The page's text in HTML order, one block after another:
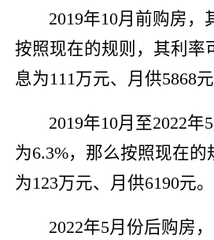
2019年10月前购房
按照现在的规则，其利率
息为111万元、月供5868
2019年10月至2022
为6.3%，那么按照现在
为123万元、月供6190元
2022年5月份后购房